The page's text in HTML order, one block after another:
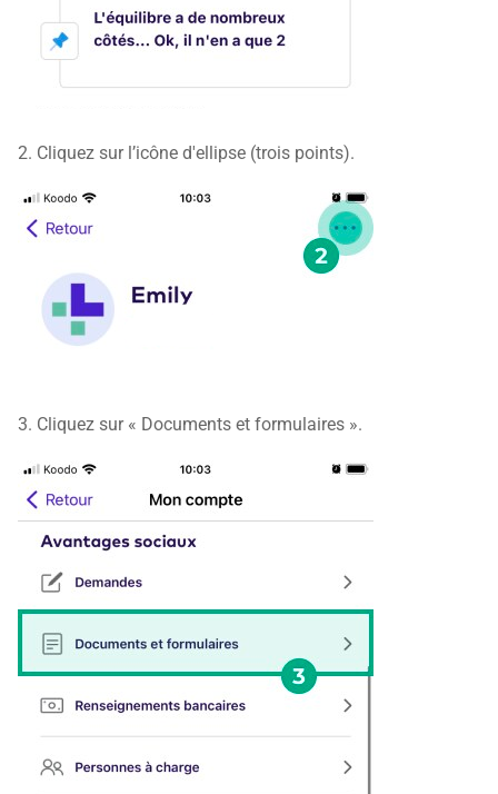
2. Cliquez sur l’icône d'ellipse (trois points).
3. Cliquez sur « Documents et formulaires ».